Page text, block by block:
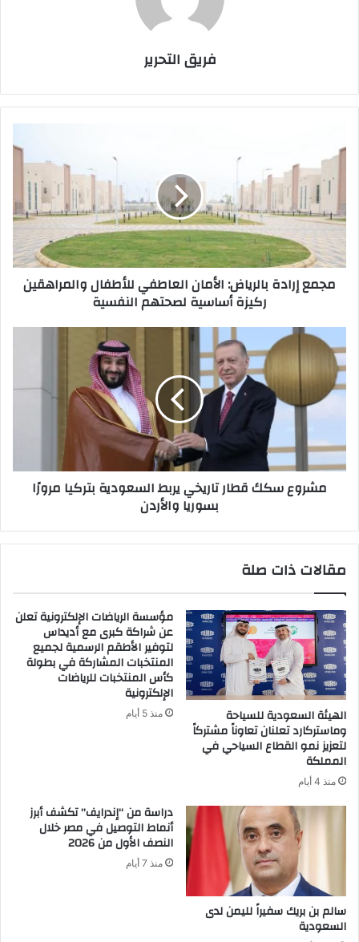
فريق التحرير
إرادة
بالرياض:
الأمان
العاطفي
للأطفال
ركيزة
أساسية
لصحتهم
مجمع إرادة بالرياض: الأمان العاطفي للأطفال والمراهقين
ركيزة أساسية لصحتهم النفسية
مشروع
سكك
قطار
تاريخي
يربط
مرورًا
بسوريا
والأردنمشروع سكك قطار تاريخي يربط السعودية بتركيا مرورًا
بسوريا والأردن
مقالات ذات صلة
الهيئة السعودية للسياحة
وماستركارد تعلنان تعاوناً مشتركاً
لتعزيز نمو القطاع السياحي في
المملكة
منذ 4 أيام
مؤسسة الرياضات الإلكترونية تعلن
عن شراكة كبرى مع أديداس
لتوفير الأطقم الرسمية لجميع
المنتخبات المشاركة في بطولة
كأس المنتخبات للرياضات
الإلكترونية
منذ 5 أيام
سالم بن بريك سفيراً لليمن لدى
السعودية
دراسة من “إندرايف” تكشف أبرز
أنماط التوصيل في مصر خلال
النصف الأول من 2026
منذ 7 أيام